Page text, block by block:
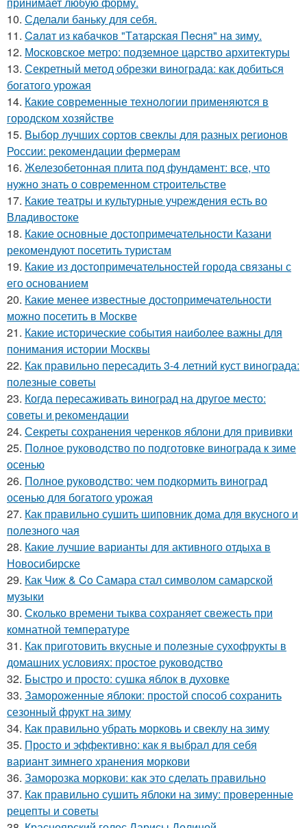
10. Сделали баньку для себя.
11. Caлaт из кaбaчкoв "Тaтapcкaя Пecня" нa зиму.
12. Московское метро: подземное царство архитектуры
13. Секретный метод обрезки винограда: как добиться
богатого урожая
14. Какие современные технологии применяются в
городском хозяйстве
15. Выбор лучших сортов свеклы для разных регионов
России: рекомендации фермерам
16. Железобетонная плита под фундамент: все, что
нужно знать о современном строительстве
17. Какие театры и культурные учреждения есть во
Владивостоке
18. Какие основные достопримечательности Казани
рекомендуют посетить туристам
19. Какие из достопримечательностей города связаны с
его основанием
20. Какие менее известные достопримечательности
можно посетить в Москве
21. Какие исторические события наиболее важны для
понимания истории Москвы
22. Как правильно пересадить 3-4 летний куст винограда:
полезные советы
23. Когда пересаживать виноград на другое место:
советы и рекомендации
24. Секреты сохранения черенков яблони для прививки
25. Полное руководство по подготовке винограда к зиме
осенью
26. Полное руководство: чем подкормить виноград
осенью для богатого урожая
27. Как правильно сушить шиповник дома для вкусного и
полезного чая
28. Какие лучшие варианты для активного отдыха в
Новосибирске
29. Как Чиж & Co Самара стал символом самарской
музыки
30. Сколько времени тыква сохраняет свежесть при
комнатной температуре
31. Как приготовить вкусные и полезные сухофрукты в
домашних условиях: простое руководство
32. Быстро и просто: сушка яблок в духовке
33. Замороженные яблоки: простой способ сохранить
сезонный фрукт на зиму
34. Как правильно убрать морковь и свеклу на зиму
35. Просто и эффективно: как я выбрал для себя
вариант зимнего хранения моркови
36. Заморозка моркови: как это сделать правильно
37. Как правильно сушить яблоки на зиму: проверенные
рецепты и советы